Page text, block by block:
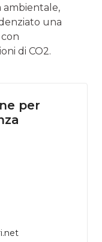
ambientale,
una
di CO2.
per